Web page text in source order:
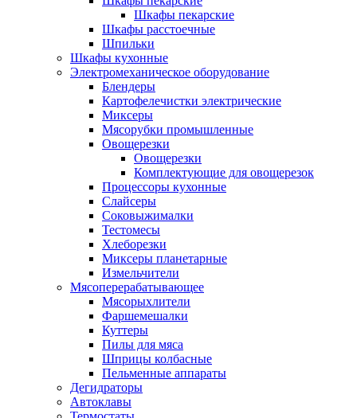
Шкафы пекарские
Шкафы расстоечные
Шпильки
Шкафы кухонные
Электромеханическое оборудование
Блендеры
Картофелечистки электрические
Миксеры
Мясорубки промышленные
Овощерезки
Овощерезки
Комплектующие для овощерезок
Процессоры кухонные
Слайсеры
Соковыжималки
Тестомесы
Хлеборезки
Миксеры планетарные
Измельчители
Мясоперерабатывающее
Мясорыхлители
Фаршемешалки
Куттеры
Пилы для мяса
Шприцы колбасные
Пельменные аппараты
Дегидраторы
Автоклавы